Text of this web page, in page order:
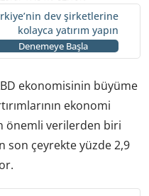
dev şirketlerine
kolayca yatırım yapın
Denemeye Başla
ekonomisinin büyüme
ekonomi
önemli verilerden biri
son çeyrekte yüzde 2,9